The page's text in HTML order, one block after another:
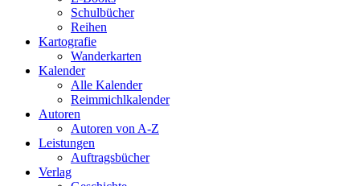
Schulbücher
Reihen
Kartografie
Wanderkarten
Kalender
Alle Kalender
Reimmichlkalender
Autoren
Autoren von A-Z
Leistungen
Auftragsbücher
Verlag